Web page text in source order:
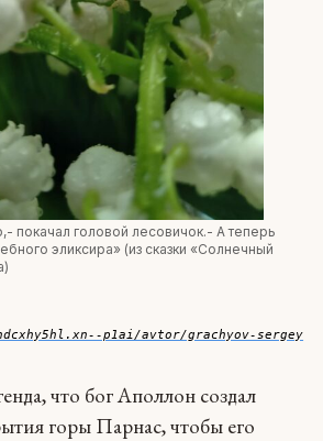
покачал головой лесовичок.- А теперь
эликсира» (из сказки «Солнечный
p1ai/avtor/grachyov-sergey
что бог Аполлон создал
горы Парнас, чтобы его